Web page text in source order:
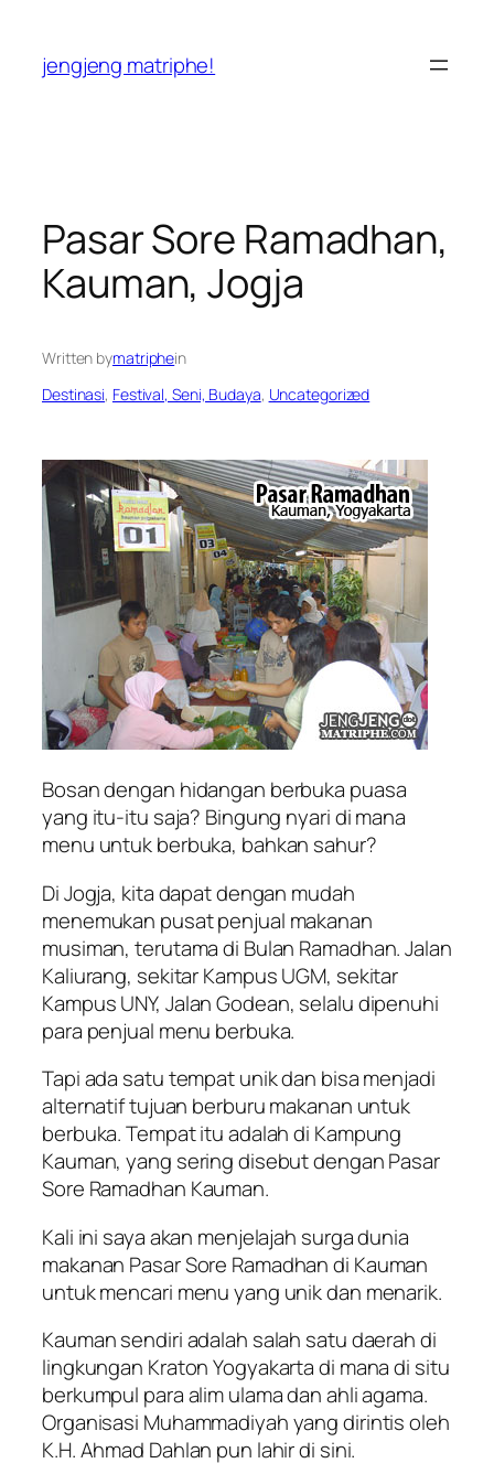
content
jengjeng matriphe!
Pasar Sore Ramadhan,
Kauman, Jogja
Written bymatriphein
Destinasi, Festival, Seni, Budaya, Uncategorized
Bosan dengan hidangan berbuka puasa
yang itu-itu saja? Bingung nyari di mana
menu untuk berbuka, bahkan sahur?
Di Jogja, kita dapat dengan mudah
menemukan pusat penjual makanan
musiman, terutama di Bulan Ramadhan. Jalan
Kaliurang, sekitar Kampus UGM, sekitar
Kampus UNY, Jalan Godean, selalu dipenuhi
para penjual menu berbuka.
Tapi ada satu tempat unik dan bisa menjadi
alternatif tujuan berburu makanan untuk
berbuka. Tempat itu adalah di Kampung
Kauman, yang sering disebut dengan Pasar
Sore Ramadhan Kauman.
Kali ini saya akan menjelajah surga dunia
makanan Pasar Sore Ramadhan di Kauman
untuk mencari menu yang unik dan menarik.
Kauman sendiri adalah salah satu daerah di
lingkungan Kraton Yogyakarta di mana di situ
berkumpul para alim ulama dan ahli agama.
Organisasi Muhammadiyah yang dirintis oleh
K.H. Ahmad Dahlan pun lahir di sini.